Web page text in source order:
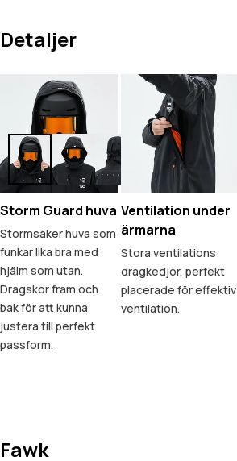
Detaljer
Storm Guard huva
Stormsäker huva som
funkar lika bra med
hjälm som utan.
Dragskor fram och
bak för att kunna
justera till perfekt
passform.
Ventilation under
ärmarna
Stora ventilations
dragkedjor, perfekt
placerade för effektiv
ventilation.
Fawk